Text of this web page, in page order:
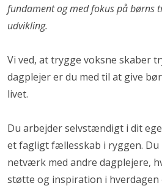
fundament og med fokus på børns
udvikling.
Vi ved, at trygge voksne skaber
dagplejer er du med til at give
livet.
Du arbejder selvstændigt i dit
et fagligt fællesskab i ryggen. Du
netværk med andre dagplejere,
støtte og inspiration i hverdagen